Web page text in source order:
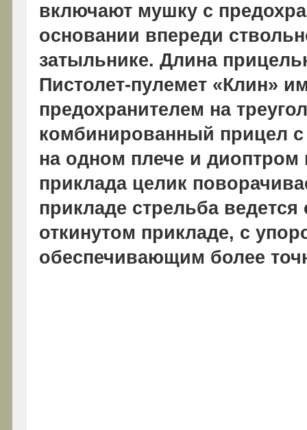
включают мушку с
основании впереди
затыльнике. Длина
Пистолет-пулемет «Клин»
предохранителем на
комбинированный прицел
на одном плече и
приклада целик
прикладе стрельба
откинутом прикладе, с
обеспечивающим более